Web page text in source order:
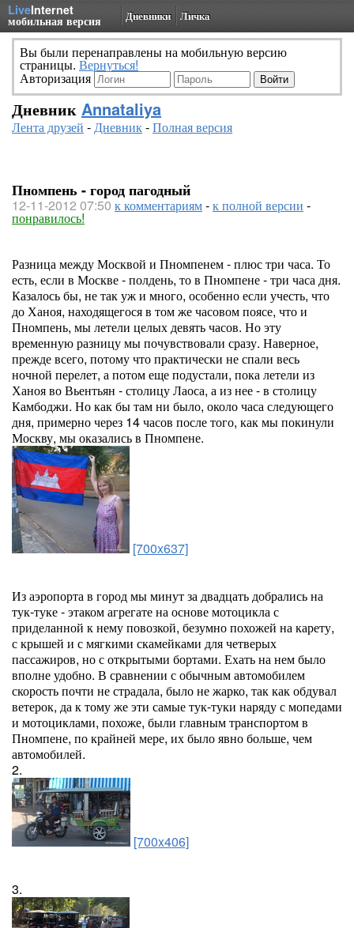
LiveInternet
мобильная версия Дневники Личка
Вы были перенаправлены на мобильную версию
страницы. Вернуться!
Авторизация
Дневник Annataliya
Лента друзей -Дневник-Полная версия
Пномпень - город пагодный
12-11-2012 07:50 к комментариям-к полной версии -
понравилось!
Разница между Москвой и Пномпенем - плюс три часа. То
есть, если в Москве - полдень, то в Пномпене - три часа дня.
Казалось бы, не так уж и много, особенно если учесть, что
до Ханоя, находящегося в том же часовом поясе, что и
Пномпень, мы летели целых девять часов. Но эту
временную разницу мы почувствовали сразу. Наверное,
прежде всего, потому что практически не спали весь
ночной перелет, а потом еще подустали, пока летели из
Ханоя во Вьентьян - столицу Лаоса, а из нее - в столицу
Камбоджи. Но как бы там ни было, около часа следующего
дня, примерно через 14 часов после того, как мы покинули
Москву, мы оказались в Пномпене.
[700x637]
Из аэропорта в город мы минут за двадцать добрались на
тук-туке - этаком агрегате на основе мотоцикла с
приделанной к нему повозкой, безумно похожей на карету,
с крышей и с мягкими скамейками для четверых
пассажиров, но с открытыми бортами. Ехать на нем было
вполне удобно. В сравнении с обычным автомобилем
скорость почти не страдала, было не жарко, так как обдувал
ветерок, да к тому же эти самые тук-туки наряду с мопедами
и мотоциклами, похоже, были главным транспортом в
Пномпене, по крайней мере, их было явно больше, чем
автомобилей.
2.
[700x406]
3.